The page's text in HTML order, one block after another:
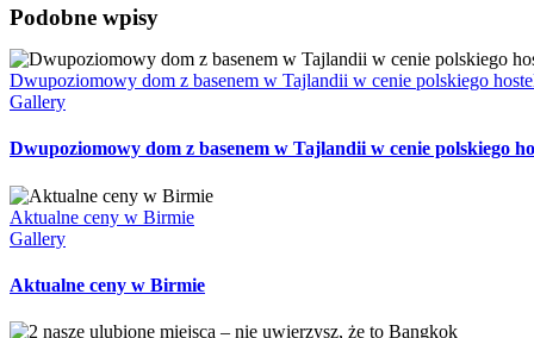
Podobne wpisy
Dwupoziomowy dom z basenem w Tajlandii w cenie polskiego
Gallery
Dwupoziomowy dom z basenem w Tajlandii w cenie polskiego
Aktualne ceny w Birmie
Gallery
Aktualne ceny w Birmie